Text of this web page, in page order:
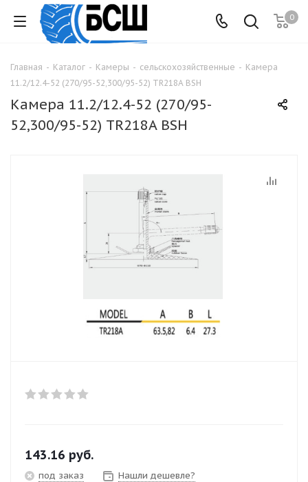
0
Главная - Каталог - Камеры - сельскохозяйственные - Камера
11.2/12.4-52 (270/95-52,300/95-52) TR218A BSH
Камера 11.2/12.4-52 (270/95-
52,300/95-52) TR218A BSH
143.16 руб.
под заказ Нашли дешевле?